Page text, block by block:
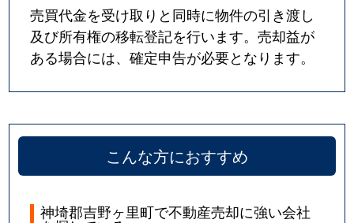
売買代金を受け取りと同時に物件の引き渡し
及び所有権の移転登記を行います。売却益が
ある場合には、確定申告が必要となります。
こんな方におすすめ
神埼郡吉野ヶ里町で不動産売却に強い会社